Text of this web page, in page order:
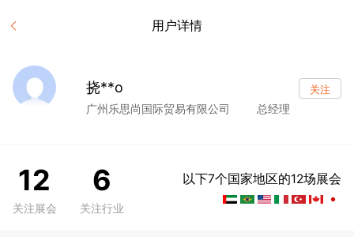
用户详情
挠**o
广州乐思尚国际贸易有限公司 总经理
关注
12
关注展会
6
关注行业
以下7个国家地区的12场展会